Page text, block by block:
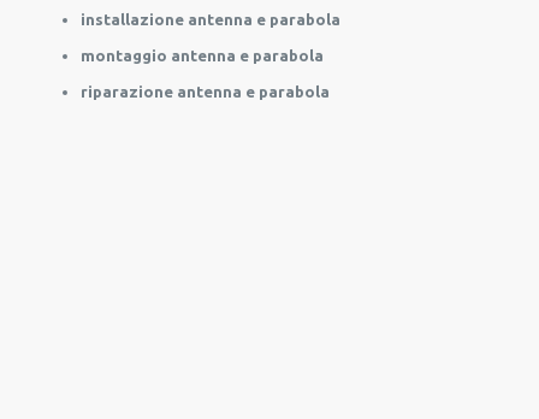
installazione antenna e parabola
montaggio antenna e parabola
riparazione antenna e parabola